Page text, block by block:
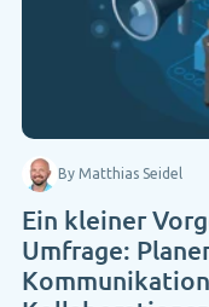
By Matthias Seidel
Ein kleiner
Umfrage: